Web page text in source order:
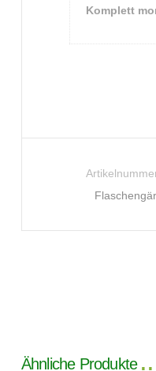
Komplett
Ähnliche Produkte